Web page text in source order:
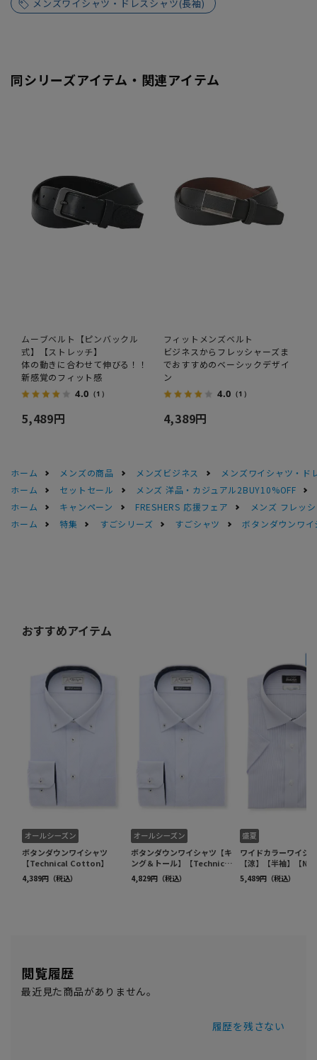
メンズワイシャツ・ドレスシャツ(長袖)
同シリーズアイテム・関連アイテム
ムーブベルト【ピンバックル
式】【ストレッチ】
体の動きに合わせて伸びる！！
新感覚のフィット感
4.0 （1）
5,489円
フィットメンズベルト
ビジネスからフレッシャーズま
でおすすめのベーシックデザイ
ン
4.0 （1）
4,389円
ホーム メンズの商品 メンズビジネス
メンズワイシャツ・ド
ホーム
セットセール
メンズ 洋品・カジュアル2BUY10%OFF
ホーム
キャンペーン FRESHERS 応援フェア
メンズ フレッ
ホーム
特集 すごシリーズ すごシャツ ボタンダウンワ
閲覧履歴
最近見た商品がありません。
履歴を残さない